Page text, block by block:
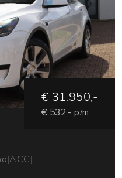
€ 31.950,-
€ 532,- p/m